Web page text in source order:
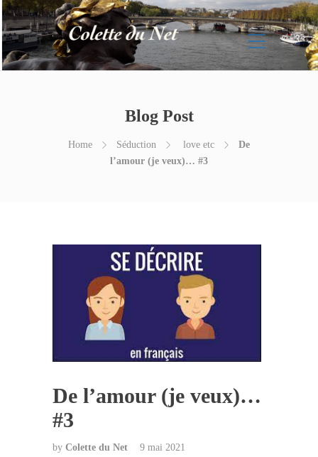
Blog Post
Home Séduction love etc
De
l’amour (je veux)… #3
De l’amour (je veux)…
#3
by Colette du Net
9 mai 2021